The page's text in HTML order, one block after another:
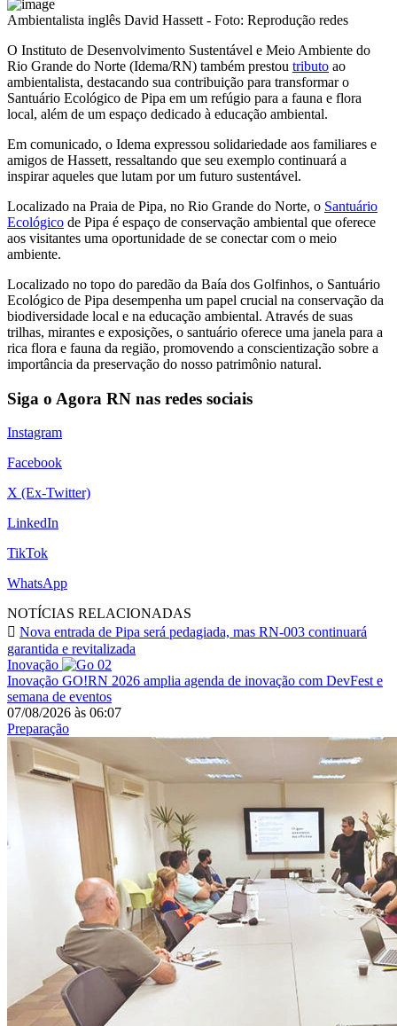
Ambientalista inglês David Hassett - Foto: Reprodução redes
O Instituto de Desenvolvimento Sustentável e Meio Ambiente do
Rio Grande do Norte (Idema/RN) também prestou tributo ao
ambientalista, destacando sua contribuição para transformar o
Santuário Ecológico de Pipa em um refúgio para a fauna e flora
local, além de um espaço dedicado à educação ambiental.
Em comunicado, o Idema expressou solidariedade aos familiares e
amigos de Hassett, ressaltando que seu exemplo continuará a
inspirar aqueles que lutam por um futuro sustentável.
Localizado na Praia de Pipa, no Rio Grande do Norte, o Santuário
Ecológico de Pipa é espaço de conservação ambiental que oferece
aos visitantes uma oportunidade de se conectar com o meio
ambiente.
Localizado no topo do paredão da Baía dos Golfinhos, o Santuário
Ecológico de Pipa desempenha um papel crucial na conservação da
biodiversidade local e na educação ambiental. Através de suas
trilhas, mirantes e exposições, o santuário oferece uma janela para a
rica flora e fauna da região, promovendo a conscientização sobre a
importância da preservação do nosso patrimônio natural.
Siga o Agora RN nas redes sociais
Instagram
Facebook
X (Ex-Twitter)
LinkedIn
TikTok
WhatsApp
NOTÍCIAS RELACIONADAS
Nova entrada de Pipa será pedagiada, mas RN-003 continuará
garantida e revitalizada
Inovação
Inovação GO!RN 2026 amplia agenda de inovação com DevFest e
semana de eventos
07/08/2026 às 06:07
Preparação